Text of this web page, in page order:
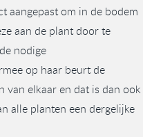
aangepast om in de bodem
aan de plant door te
nodige
op haar beurt de
van elkaar en dat is dan ook
alle planten een dergelijke